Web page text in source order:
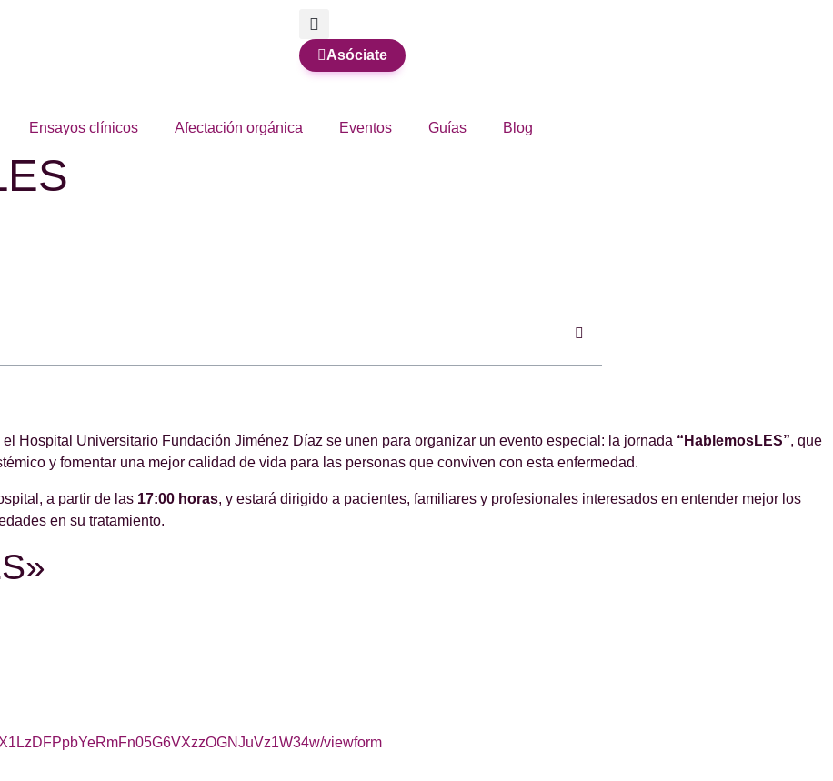
Asóciate
Ensayos clínicos Afectación orgánica Eventos Guías Blog
el Hospital Universitario Fundación Jiménez Díaz se unen para organizar un evento especial: la jornada “HablemosLES”, que
y fomentar una mejor calidad de vida para las personas que conviven con esta enfermedad.
a partir de las 17:00 horas, y estará dirigido a pacientes, familiares y profesionales interesados en entender mejor los
en su tratamiento.
viewform